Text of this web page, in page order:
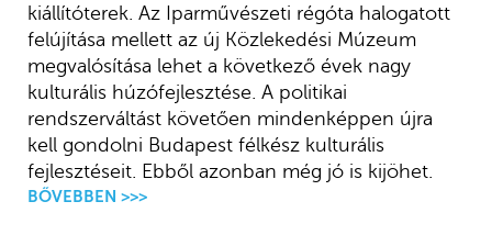
kiállítóterek. Az Iparművészeti régóta halogatott
felújítása mellett az új Közlekedési Múzeum
megvalósítása lehet a következő évek nagy
kulturális húzófejlesztése. A politikai
rendszerváltást követően mindenképpen újra
kell gondolni Budapest félkész kulturális
fejlesztéseit. Ebből azonban még jó is kijöhet.
BŐVEBBEN >>>